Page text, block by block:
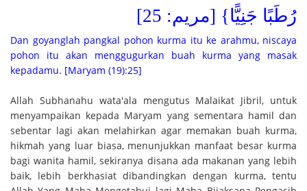
رُطَبًا جَنِيًّا} [مريم: 25]
Dan goyanglah pangkal pohon kurma itu ke arahmu, niscaya
pohon itu akan menggugurkan buah kurma yang masak
kepadamu. [Maryam (19):25]
Allah Subhanahu wata'ala mengutus Malaikat Jibril, untuk
menyampaikan kepada Maryam yang sementara hamil dan
sebentar lagi akan melahirkan agar memakan buah kurma,
hikmah yang luar biasa, menunjukkan manfaat besar kurma
bagi wanita hamil, sekiranya disana ada makanan yang lebih
baik, lebih berkhasiat dibandingkan dengan kurma, tentu